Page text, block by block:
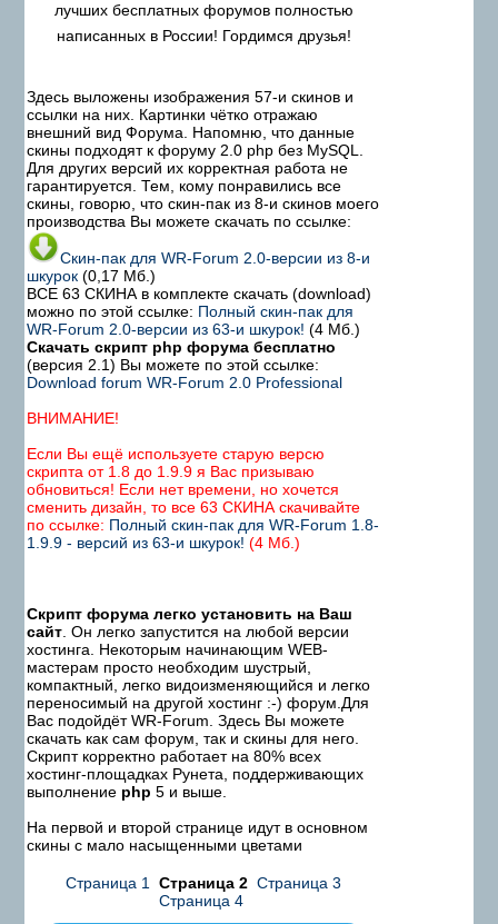
лучших бесплатных форумов полностью
написанных в России! Гордимся друзья!
Здесь выложены изображения 57-и скинов и
ссылки на них. Картинки чётко отражаю
внешний вид Форума. Напомню, что данные
скины подходят к форуму 2.0 php без MySQL.
Для других версий их корректная работа не
гарантируется. Тем, кому понравились все
скины, говорю, что скин-пак из 8-и скинов моего
производства Вы можете скачать по ссылке:
Скин-пак для WR-Forum 2.0-версии из 8-и
шкурок (0,17 Мб.)
ВСЕ 63 СКИНА в комплекте скачать (download)
можно по этой ссылке: Полный скин-пак для
WR-Forum 2.0-версии из 63-и шкурок! (4 Мб.)
Скачать скрипт php форума бесплатно
(версия 2.1) Вы можете по этой ссылке:
Download forum WR-Forum 2.0 Professional
ВНИМАНИЕ!
Если Вы ещё используете старую версю
скрипта от 1.8 до 1.9.9 я Вас призываю
обновиться! Если нет времени, но хочется
сменить дизайн, то все 63 СКИНА скачивайте
по ссылке: Полный скин-пак для WR-Forum 1.8-
1.9.9 - версий из 63-и шкурок! (4 Мб.)
Скрипт форума легко установить на Ваш
сайт . Он легко запустится на любой версии
хостинга. Некоторым начинающим WEB-
мастерам просто необходим шустрый,
компактный, легко видоизменяющийся и легко
переносимый на другой хостинг :-) форум.Для
Вас подойдёт WR-Forum. Здесь Вы можете
скачать как сам форум, так и скины для него.
Скрипт корректно работает на 80% всех
хостинг-площадках Рунета, поддерживающих
выполнение php 5 и выше.
На первой и второй странице идут в основном
скины с мало насыщенными цветами
Страница 1 Страница 2 Страница 3
Страница 4